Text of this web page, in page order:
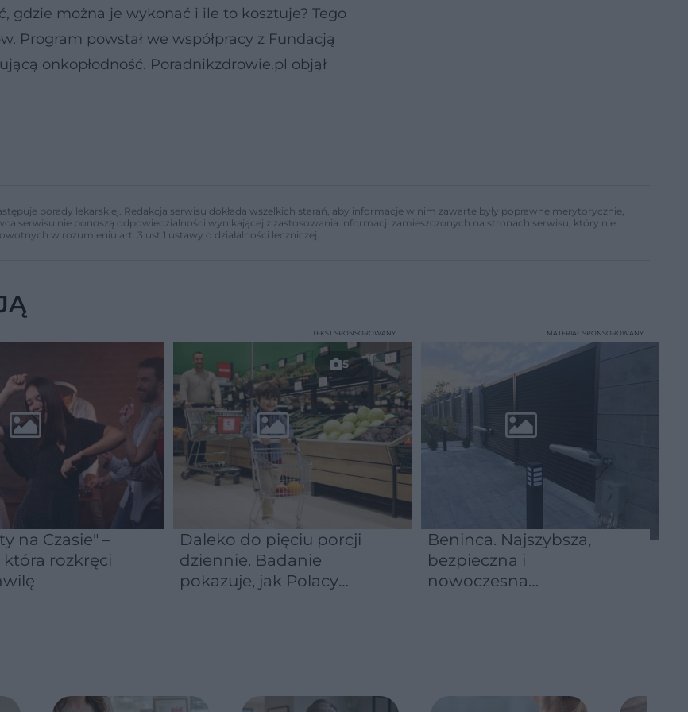
gdzie można je wykonać i ile to kosztuje? Tego
Program powstał we współpracy z Fundacją
onkopłodność. Poradnikzdrowie.pl objął
porady lekarskiej. Redakcja serwisu dokłada wszelkich starań, aby informacje w nim zawarte były poprawne merytorycznie,
serwisu nie ponoszą odpowiedzialności wynikającej z zastosowania informacji zamieszczonych na stronach serwisu, który nie
w rozumieniu art. 3 ust 1 ustawy o działalności leczniczej.
na Czasie" –
która rozkręci
5
Daleko do pięciu porcji
dziennie. Badanie
pokazuje, jak Polacy
TEKST SPONSOROWANY
Beninca. Najszybsza,
bezpieczna i
nowoczesna
MATERIAŁ SPONSOROWANY